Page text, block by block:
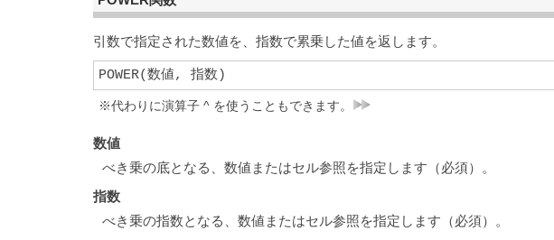
引数で指定された数値を、指数で累乗した値を返します。
POWER(数値, 指数)
※代わりに演算子 ^ を使うこともできます。
数値
べき乗の底となる、数値またはセル参照を指定します（必須）。
指数
べき乗の指数となる、数値またはセル参照を指定します（必須）。